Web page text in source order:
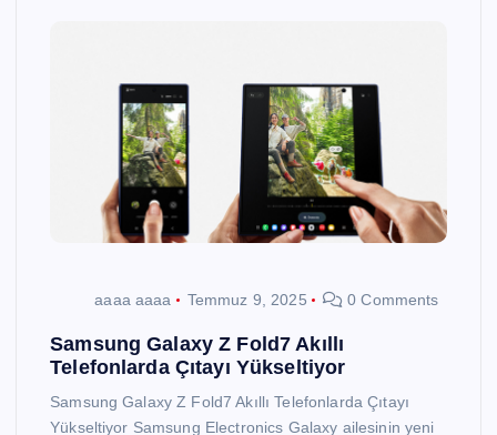
aaaa aaaa Temmuz 9, 2025 0 Comments
Samsung Galaxy Z Fold7 Akıllı
Telefonlarda Çıtayı Yükseltiyor
Samsung Galaxy Z Fold7 Akıllı Telefonlarda Çıtayı
Yükseltiyor Samsung Electronics Galaxy ailesinin yeni